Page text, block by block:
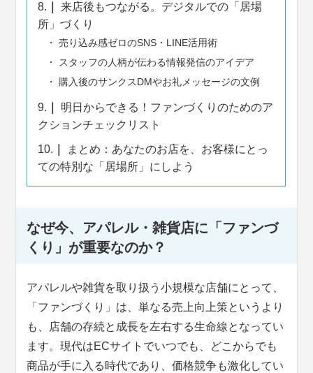
8.
来店後もつながる。デジタルでの「居場
所」づくり
売り込み感ゼロのSNS・LINE活用術
スタッフの人柄が伝わる情報発信のアイデア
購入後のサンクスDMやお礼メッセージの文例
9.
明日からできる！ファンづくりのためのア
クションチェックリスト
10.
まとめ：あなたのお店を、お客様にとっ
ての特別な「居場所」にしよう
なぜ今、アパレル・雑貨店に「ファンづ
くり」が重要なのか？
アパレルや雑貨を取り扱う小規模な店舗にとって、
「ファンづくり」は、単なる売上向上策というより
も、店舗の存続と成長を左右する生命線となってい
ます。現代はECサイトでいつでも、どこからでも
商品が手に入る時代であり、価格競争も激化してい